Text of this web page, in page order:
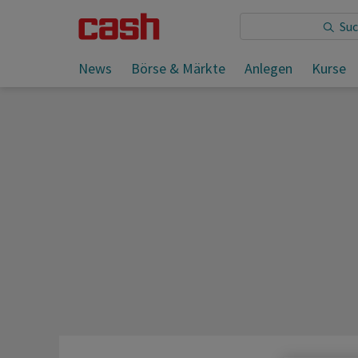
News Börse & Märkte Anlegen Kurse
Sie lesen: